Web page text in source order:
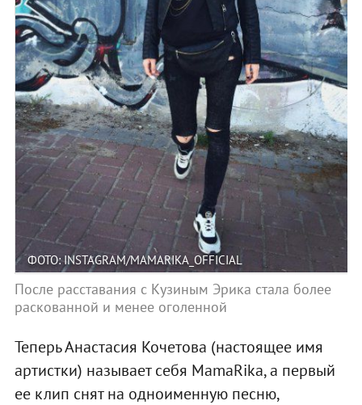
ФОТО: INSTAGRAM/MAMARIKA_OFFICIAL
После расставания с Кузиным Эрика стала более
раскованной и менее оголенной
Теперь Анастасия Кочетова (настоящее имя
артистки) называет себя MamaRika, а первый
ее клип снят на одноименную песню,